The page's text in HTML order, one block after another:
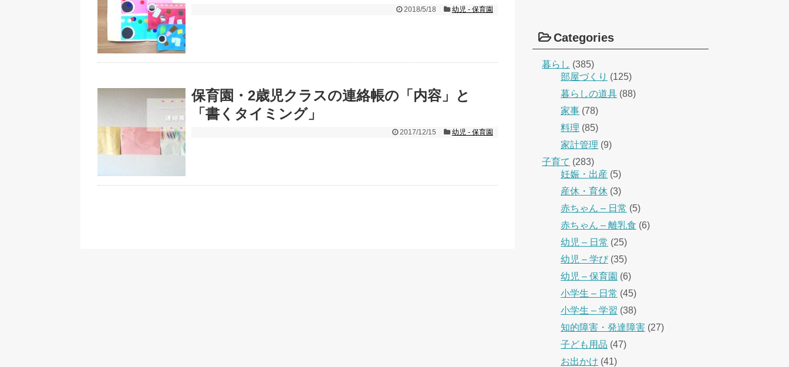
2018/5/18 幼児 - 保育園
保育園・2歳児クラスの連絡帳の「内容」と
「書くタイミング」
2017/12/15 幼児 - 保育園
Categories
暮らし (385)
部屋づくり (125)
暮らしの道具 (88)
家事 (78)
料理 (85)
家計管理 (9)
子育て (283)
妊娠・出産 (5)
産休・育休 (3)
赤ちゃん – 日常 (5)
赤ちゃん – 離乳食 (6)
幼児 – 日常 (25)
幼児 – 学び(35)
幼児 – 保育園 (6)
小学生 – 日常 (45)
小学生 – 学習 (38)
知的障害・発達障害 (27)
子ども用品 (47)
お出かけ (41)